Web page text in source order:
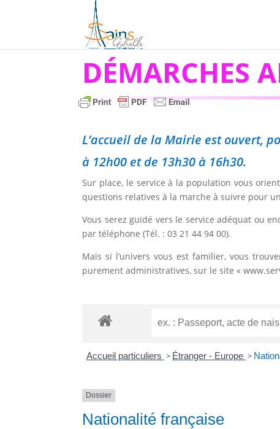
DÉMARCHES
L’accueil de la Mairie est ouvert,
à 12h00 et de 13h30 à 16h30.
Sur place, le service à la population vous
questions relatives à la marche à suivre pour
Vous serez guidé vers le service adéquat ou
par téléphone (Tél. : 03 21 44 94 00).
Mais si l’univers vous est familier, vous
purement administratives, sur le site «
Accueil particuliers > Étranger - Europe >
Dossier
Nationalité française